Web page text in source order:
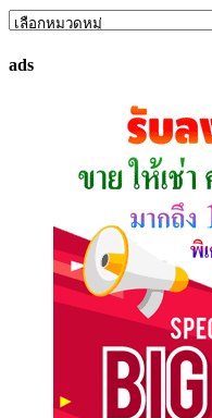
ค้นหา
ที่
ads